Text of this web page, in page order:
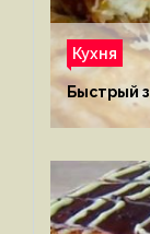
Кухня
Быстрый